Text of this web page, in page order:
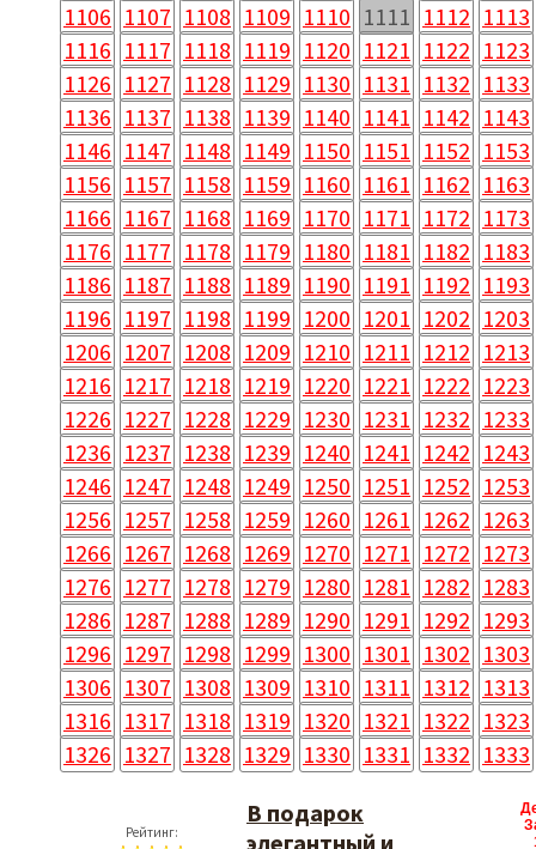
1106 1107 1108 1109 1110 1111 1112 1113
1116 1117 1118 1119 1120 1121 1122 1123
1126 1127 1128 1129 1130 1131 1132 1133
1136 1137 1138 1139 1140 1141 1142 1143
1146 1147 1148 1149 1150 1151 1152 1153
1156 1157 1158 1159 1160 1161 1162 1163
1166 1167 1168 1169 1170 1171 1172 1173
1176 1177 1178 1179 1180 1181 1182 1183
1186 1187 1188 1189 1190 1191 1192 1193
1196 1197 1198 1199 1200 1201 1202 1203
1206 1207 1208 1209 1210 1211 1212 1213
1216 1217 1218 1219 1220 1221 1222 1223
1226 1227 1228 1229 1230 1231 1232 1233
1236 1237 1238 1239 1240 1241 1242 1243
1246 1247 1248 1249 1250 1251 1252 1253
1256 1257 1258 1259 1260 1261 1262 1263
1266 1267 1268 1269 1270 1271 1272 1273
1276 1277 1278 1279 1280 1281 1282 1283
1286 1287 1288 1289 1290 1291 1292 1293
1296 1297 1298 1299 1300 1301 1302 1303
1306 1307 1308 1309 1310 1311 1312 1313
1316 1317 1318 1319 1320 1321 1322 1323
1326 1327 1328 1329 1330 1331 1332 1333
Рейтинг:
В подарок
элегантный и